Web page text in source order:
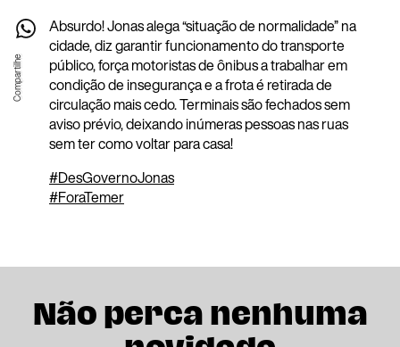
Absurdo! Jonas alega “situação de normalidade” na
cidade, diz garantir funcionamento do transporte
público, força motoristas de ônibus a trabalhar em
condição de insegurança e a frota é retirada de
circulação mais cedo. Terminais são fechados sem
aviso prévio, deixando inúmeras pessoas nas ruas
sem ter como voltar para casa!
#DesGovernoJonas
#ForaTemer
Não perca nenhuma